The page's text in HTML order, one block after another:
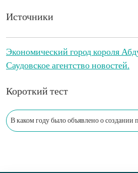
Источники
Экономический город короля
Саудовское агентство новостей.
Короткий тест
В каком году было объявлено о создании